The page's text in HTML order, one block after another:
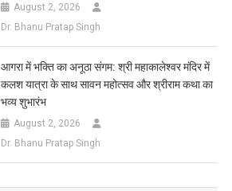
August 2, 2026
Dr. Bhanu Pratap Singh
आगरा में भक्ति का अनूठा संगम: श्री महाकालेश्वर मंदिर में
कलश यात्रा के साथ सावन महोत्सव और श्रीराम कथा का
भव्य शुभारंभ
August 2, 2026
Dr. Bhanu Pratap Singh